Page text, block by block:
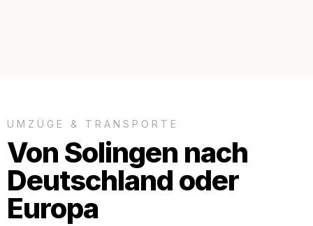
UMZÜGE & TRANSPORTE
Von Solingen nach
Deutschland oder
Europa